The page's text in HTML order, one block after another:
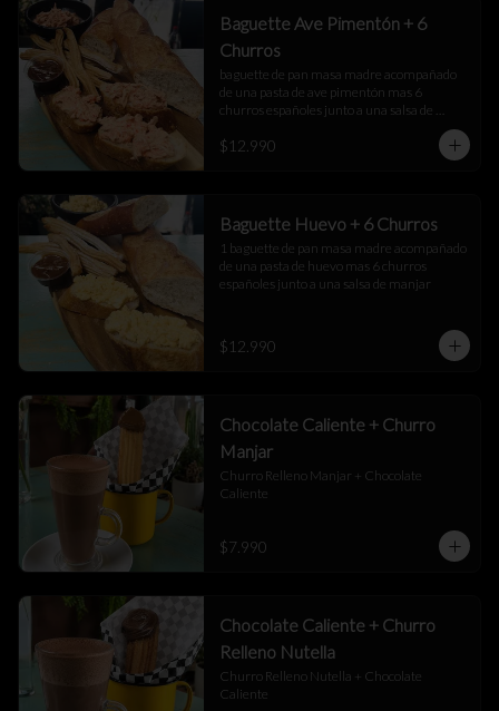
Baguette Ave Pimentón + 6
Churros
baguette de pan masa madre acompañado
de una pasta de ave pimentón mas 6
churros españoles junto a una salsa de
$12.990
Baguette Huevo + 6 Churros
1 baguette de pan masa madre acompañado
de una pasta de huevo mas 6 churros
españoles junto a una salsa de manjar
$12.990
Chocolate Caliente + Churro
Manjar
Churro Relleno Manjar + Chocolate
Caliente
$7.990
Chocolate Caliente + Churro
Relleno Nutella
Churro Relleno Nutella + Chocolate
Caliente